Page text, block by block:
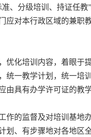
、分级培训、持证任
对本行政区域的兼
化培训内容，着眼于
一教学计划，统一培
具有办学许可证的教
的监督及对培训基地
、有步骤地对各地区